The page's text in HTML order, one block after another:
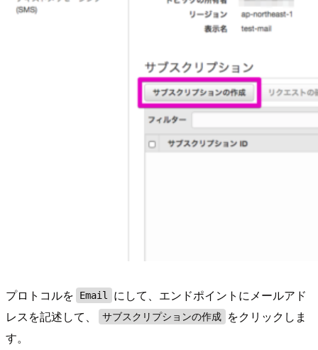
プロトコルを Email
にして、エンドポイントにメールアド
レスを記述して、
サブスクリプションの作成
をクリックしま
す。